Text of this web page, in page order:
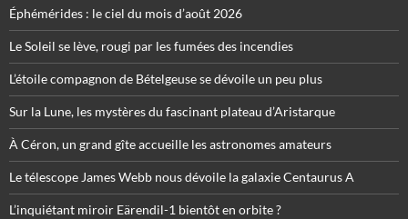
Éphémérides : le ciel du mois d’août 2026
Le Soleil se lève, rougi par les fumées des incendies
L’étoile compagnon de Bételgeuse se dévoile un peu plus
Sur la Lune, les mystères du fascinant plateau d’Aristarque
À Céron, un grand gîte accueille les astronomes amateurs
Le télescope James Webb nous dévoile la galaxie Centaurus A
L’inquiétant miroir Eärendil-1 bientôt en orbite ?